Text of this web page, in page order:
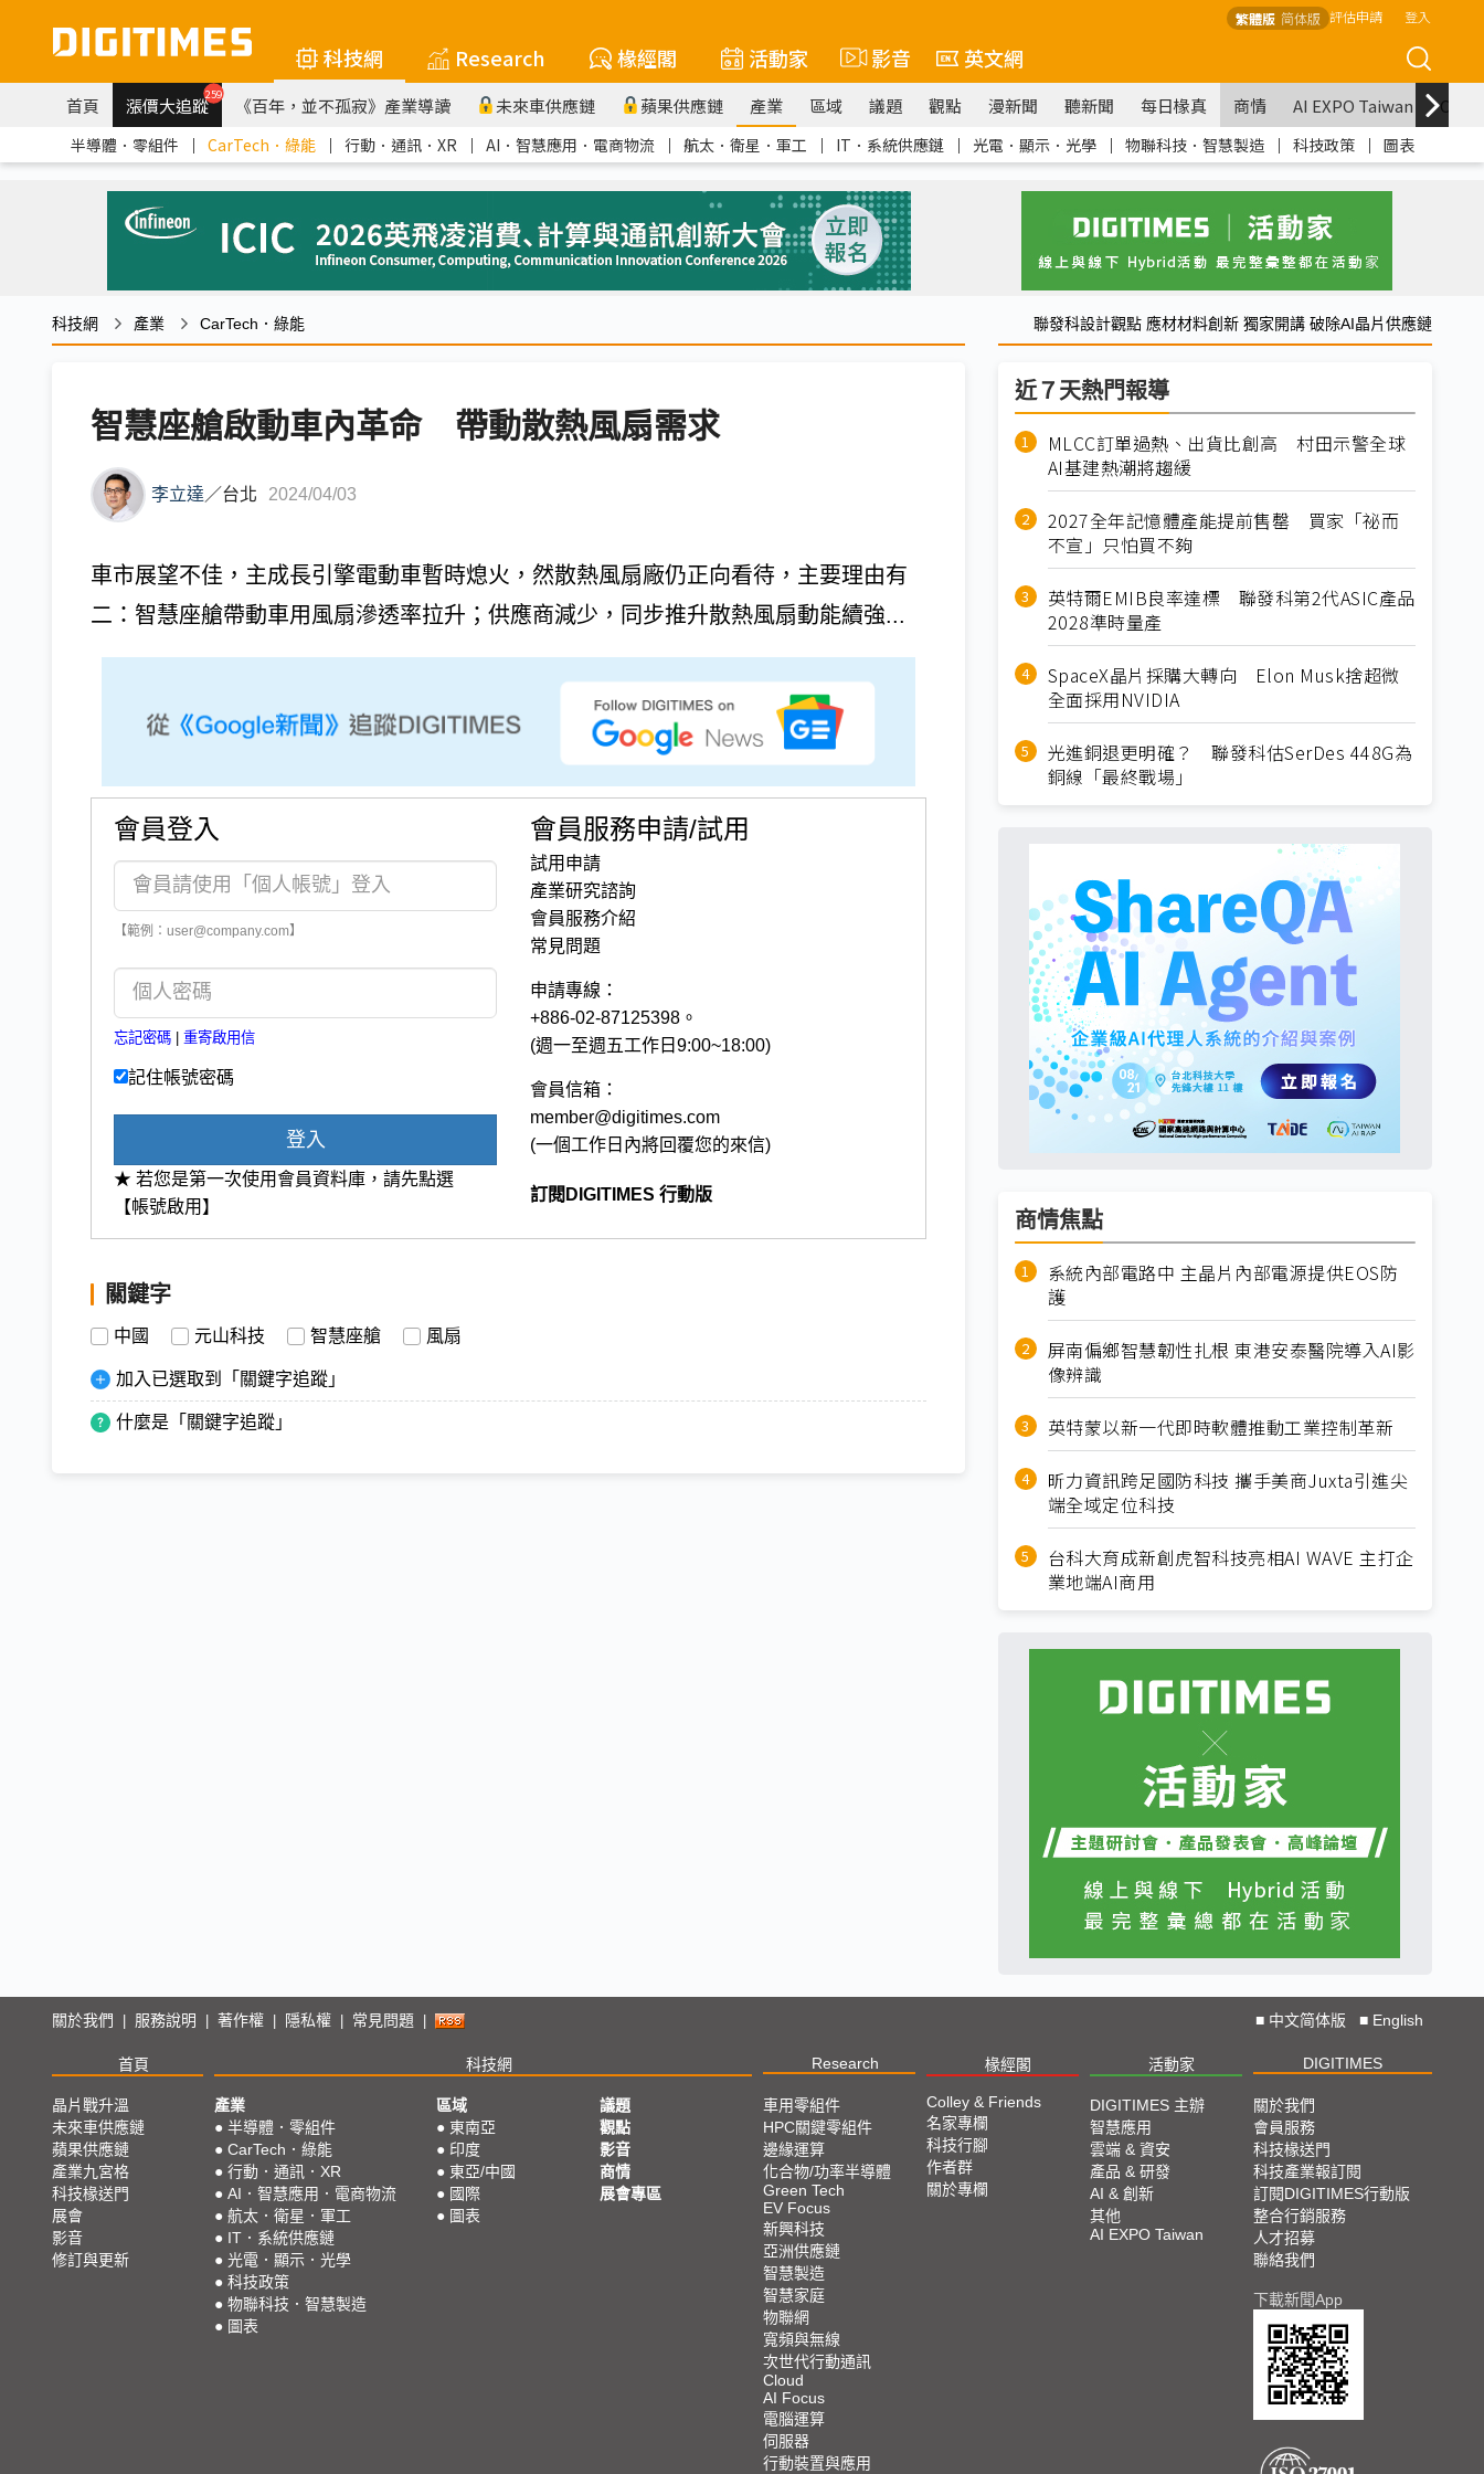
繁體版 简体版 評估申請 登入
科技網 Research 椽經閣 活動家 影音 英文網
首頁 漲價大追蹤259 《百年，並不孤寂》產業導讀 未來車供應鏈 蘋果供應鏈 產業 區域 議題 觀點 漫新聞 聽新聞 每日椽真 商情 AI EXPO Taiwan
半導體．零組件 ｜ CarTech．綠能 ｜ 行動．通訊．XR ｜ AI．智慧應用．電商物流 ｜ 航太．衛星．軍工 ｜ IT．系統供應鏈 ｜ 光電．顯示．光學 ｜ 物聯科技．智慧製造 ｜ 科技政策 ｜ 圖表
科技網 產業 CarTech．綠能 聯發科設計觀點 應材材料創新 獨家開講 破除AI晶片供應鏈
智慧座艙啟動車內革命 帶動散熱風扇需求
李立達 ／台北 2024/04/03
車市展望不佳，主成長引擎電動車暫時熄火，然散熱風扇廠仍正向看待，主要理由有
二：智慧座艙帶動車用風扇滲透率拉升；供應商減少，同步推升散熱風扇動能續強...
會員登入
【範例：user@company.com】
忘記密碼 重寄啟用信
記住帳號密碼
登入
★ 若您是第一次使用會員資料庫，請先點選
【帳號啟用】
會員服務申請/試用
試用申請
產業研究諮詢
會員服務介紹
常見問題
申請專線：
+886-02-87125398。
(週一至週五工作日9:00~18:00)
會員信箱：
member@digitimes.com
(一個工作日內將回覆您的來信)
訂閱DIGITIMES 行動版
關鍵字
中國 元山科技 智慧座艙 風扇
加入已選取到「關鍵字追蹤」
什麼是「關鍵字追蹤」
近７天熱門報導
MLCC訂單過熱、出貨比創高 村田示警全球
AI基建熱潮將趨緩
2027全年記憶體產能提前售罄 買家「祕而
不宣」只怕買不夠
英特爾EMIB良率達標 聯發科第2代ASIC產品
2028準時量產
SpaceX晶片採購大轉向 Elon Musk捨超微
全面採用NVIDIA
光進銅退更明確？ 聯發科估SerDes 448G為
銅線「最終戰場」
商情焦點
系統內部電路中 主晶片內部電源提供EOS防
護
屏南偏鄉智慧韌性扎根 東港安泰醫院導入AI影
像辨識
英特蒙以新一代即時軟體推動工業控制革新
昕力資訊跨足國防科技 攜手美商Juxta引進尖
端全域定位科技
台科大育成新創虎智科技亮相AI WAVE 主打企
業地端AI商用
關於我們 服務說明 著作權 隱私權 常見問題 ■ 中文简体版 ■ English
首頁 科技網 Research 椽經閣 活動家 DIGITIMES
晶片戰升溫
未來車供應鏈
蘋果供應鏈
產業九宮格
科技椽送門
展會
影音
修訂與更新
產業
● 半導體．零組件
● CarTech．綠能
● 行動．通訊．XR
● AI．智慧應用．電商物流
● 航太．衛星．軍工
● IT．系統供應鏈
● 光電．顯示．光學
● 科技政策
● 物聯科技．智慧製造
● 圖表
區域
● 東南亞
● 印度
● 東亞/中國
● 國際
● 圖表
議題
觀點
影音
商情
展會專區
車用零組件
HPC關鍵零組件
邊緣運算
化合物/功率半導體
Green Tech
EV Focus
新興科技
亞洲供應鏈
智慧製造
智慧家庭
物聯網
寬頻與無線
次世代行動通訊
Cloud
AI Focus
電腦運算
伺服器
行動裝置與應用
Colley & Friends
名家專欄
科技行腳
作者群
關於專欄
DIGITIMES 主辦
智慧應用
雲端 & 資安
產品 & 研發
AI & 創新
其他
AI EXPO Taiwan
關於我們
會員服務
科技椽送門
科技產業報訂閱
訂閱DIGITIMES行動版
整合行銷服務
人才招募
聯絡我們
下載新聞App